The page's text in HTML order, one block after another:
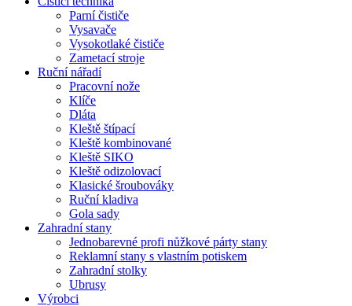
Parní čističe
Vysavače
Vysokotlaké čističe
Zametací stroje
Ruční nářadí
Pracovní nože
Klíče
Dláta
Kleště štípací
Kleště kombinované
Kleště SIKO
Kleště odizolovací
Klasické šroubováky
Ruční kladiva
Gola sady
Zahradní stany
Jednobarevné profi nůžkové párty stany
Reklamní stany s vlastním potiskem
Zahradní stolky
Ubrusy
Výrobci